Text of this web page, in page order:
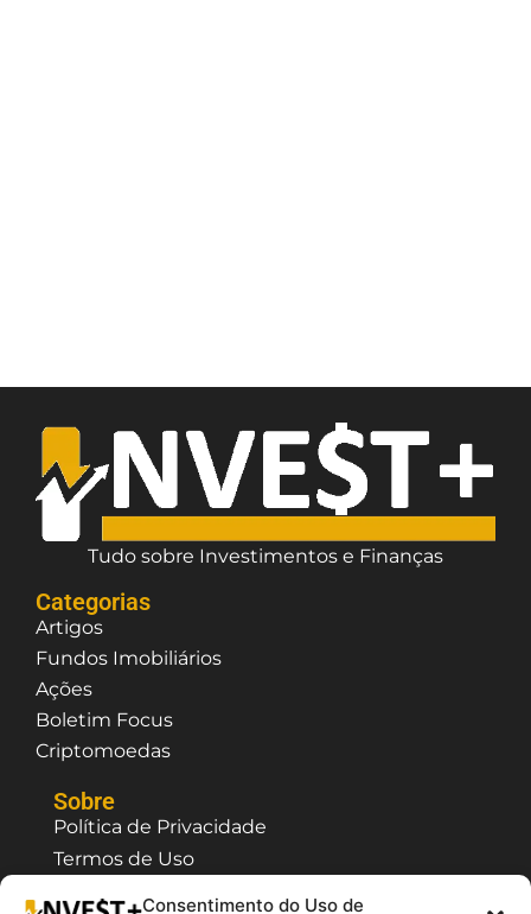
Consentimento do Uso de
Tudo sobre Investimentos e Finanças
Categorias
Artigos
Fundos Imobiliários
Ações
Boletim Focus
Criptomoedas
Sobre
Política de Privacidade
Termos de Uso